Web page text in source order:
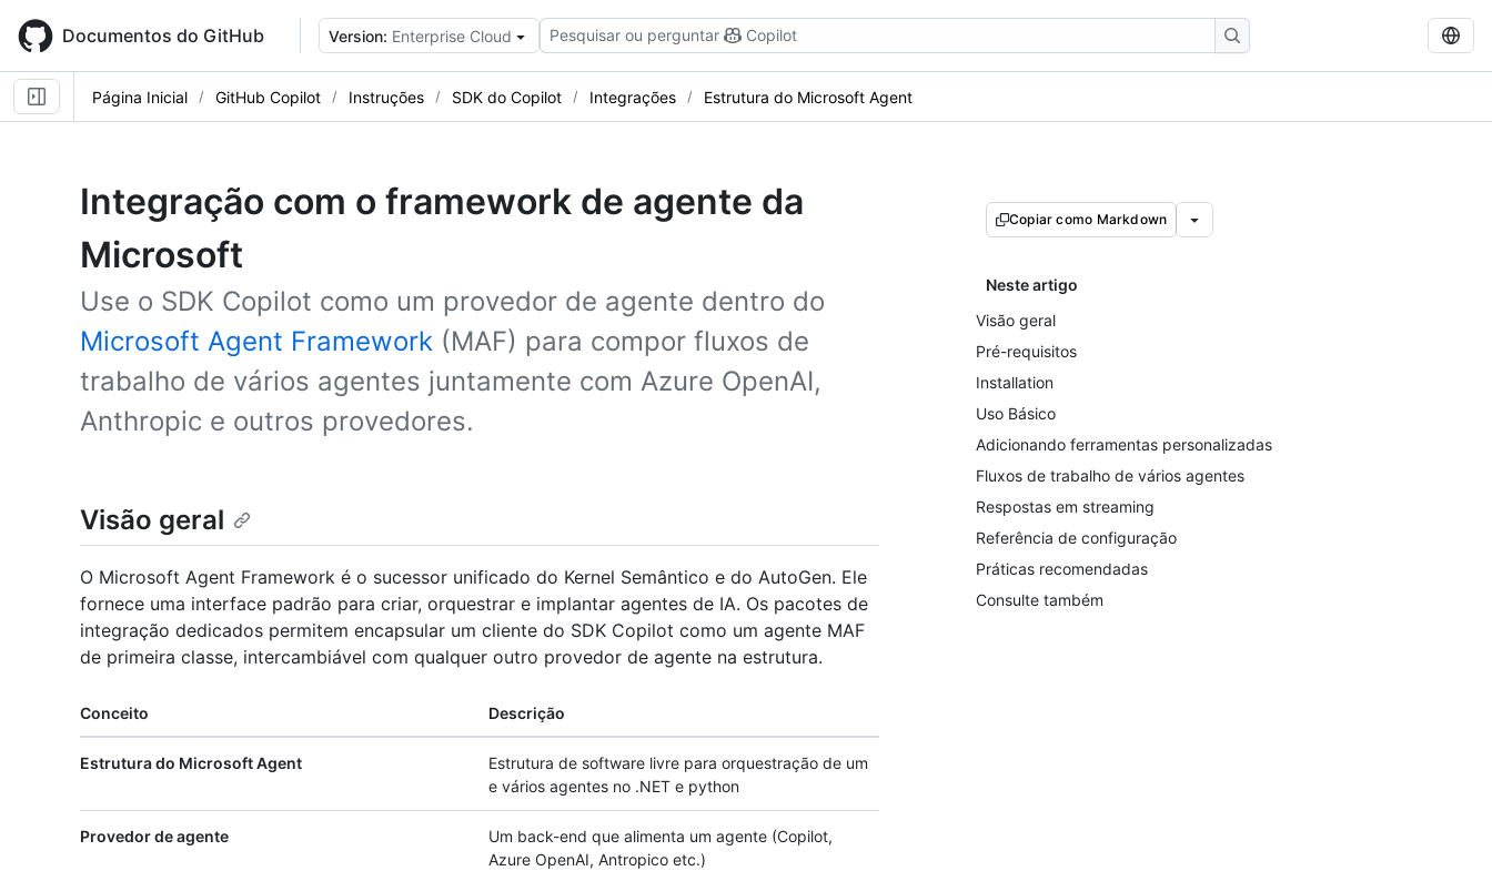
main
content
Documentos do GitHub Version: Enterprise Cloud Pesquisar ou perguntar Copilot
Página Inicial GitHub Copilot Instruções SDK do Copilot Integrações Estrutura do Microsoft Agent
Integração com o framework de agente da
Microsoft
Use o SDK Copilot como um provedor de agente dentro do
Microsoft Agent Framework (MAF) para compor fluxos de
trabalho de vários agentes juntamente com Azure OpenAI,
Anthropic e outros provedores.
Copiar como Markdown
Neste artigo
Visão geral
Pré-requisitos
Installation
Uso Básico
Adicionando ferramentas personalizadas
Fluxos de trabalho de vários agentes
Respostas em streaming
Referência de configuração
Práticas recomendadas
Consulte também
Visão geral
O Microsoft Agent Framework é o sucessor unificado do Kernel Semântico e do AutoGen. Ele
fornece uma interface padrão para criar, orquestrar e implantar agentes de IA. Os pacotes de
integração dedicados permitem encapsular um cliente do SDK Copilot como um agente MAF
de primeira classe, intercambiável com qualquer outro provedor de agente na estrutura.
Conceito Descrição
Estrutura do Microsoft Agent
Estrutura de software livre para orquestração de um
e vários agentes no .NET e python
Provedor de agente
Um back-end que alimenta um agente (Copilot,
Azure OpenAI, Antropico etc.)